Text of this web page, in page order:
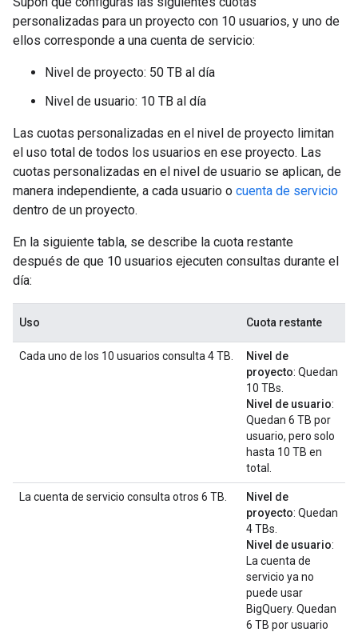
personalizadas para un proyecto con 10 usuarios, y uno de
ellos corresponde a una cuenta de servicio:
Nivel de proyecto: 50 TB al día
Nivel de usuario: 10 TB al día
Las cuotas personalizadas en el nivel de proyecto limitan
el uso total de todos los usuarios en ese proyecto. Las
cuotas personalizadas en el nivel de usuario se aplican, de
manera independiente, a cada usuario o cuenta de servicio
dentro de un proyecto.
En la siguiente tabla, se describe la cuota restante
después de que 10 usuarios ejecuten consultas durante el
día:
Uso Cuota restante
Cada uno de los 10 usuarios consulta 4 TB.
Nivel de
proyecto: Quedan
10 TBs.
Nivel de usuario:
Quedan 6 TB por
usuario, pero solo
hasta 10 TB en
total.
La cuenta de servicio consulta otros 6 TB.
Nivel de
proyecto: Quedan
4 TBs.
Nivel de usuario:
La cuenta de
servicio ya no
puede usar
BigQuery. Quedan
6 TB por usuario